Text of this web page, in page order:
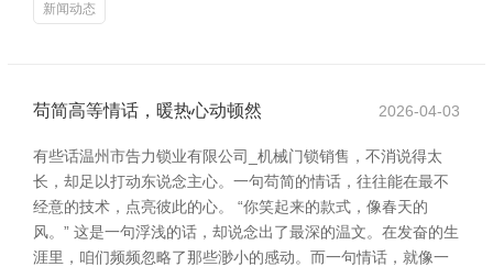
新闻动态
苟简高等情话，暖热心动顿然 2026-04-03
有些话温州市告力锁业有限公司_机械门锁销售，不消说得太
长，却足以打动东说念主心。一句苟简的情话，往往能在最不
经意的技术，点亮彼此的心。 “你笑起来的款式，像春天的
风。” 这是一句浮浅的话，却说念出了最深的温文。在发奋的生
涯里，咱们频频忽略了那些渺小的感动。而一句情话，就像一